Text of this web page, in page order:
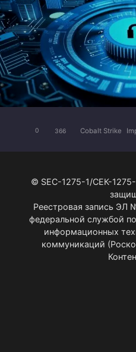
0 366 Cobalt Strike
© SEC-1275-1/СЕК-
Реестровая запись
федеральной службой
информационных
коммуникаций